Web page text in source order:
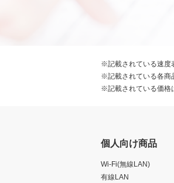
※記載されている速度
※記載されている各商
※記載されている価格
個人向け商品
Wi-Fi(無線LAN)
有線LAN